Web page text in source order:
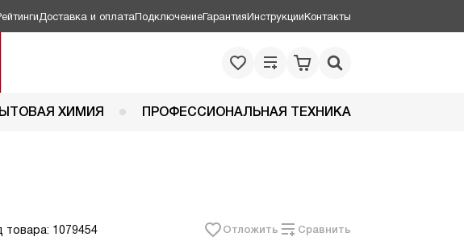
Доставка и оплатаПодключениеГарантияИнструкцииКонтакты
ХИМИЯ ПРОФЕССИОНАЛЬНАЯ ТЕХНИКА
товара: 1079454 Отложить Сравнить